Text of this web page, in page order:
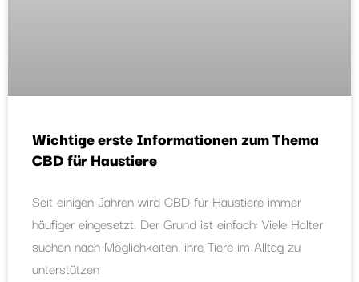
Wichtige erste Informationen zum Thema
CBD für Haustiere
Seit einigen Jahren wird CBD für Haustiere immer
häufiger eingesetzt. Der Grund ist einfach: Viele Halter
suchen nach Möglichkeiten, ihre Tiere im Alltag zu
unterstützen